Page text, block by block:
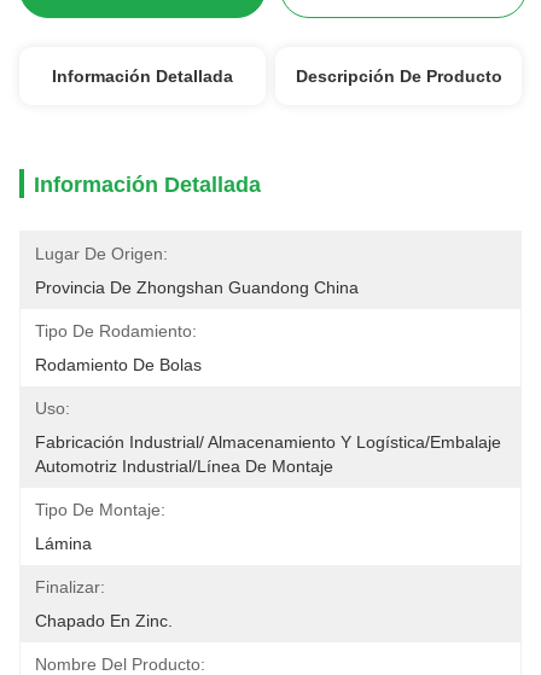
Información Detallada Descripción De Producto
Información Detallada
Lugar De Origen:
Provincia De Zhongshan Guandong China
Tipo De Rodamiento:
Rodamiento De Bolas
Uso:
Fabricación Industrial/ Almacenamiento Y Logística/Embalaje
Automotriz Industrial/línea De Montaje
Tipo De Montaje:
Lámina
Finalizar:
Chapado En Zinc.
Nombre Del Producto: